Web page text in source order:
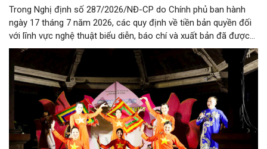
Trong Nghị định số 287/2026/NĐ-CP do Chính phủ ban hành
ngày 17 tháng 7 năm 2026, các quy định về tiền bản quyền đối
với lĩnh vực nghệ thuật biểu diễn, báo chí và xuất bản đã được
cụ thể hóa minh bạch với nhiều khung định mức chi tiết, đáp
ứng tính đặc thù của từng hoạt động sáng tạo và khai thác tác
phẩm.